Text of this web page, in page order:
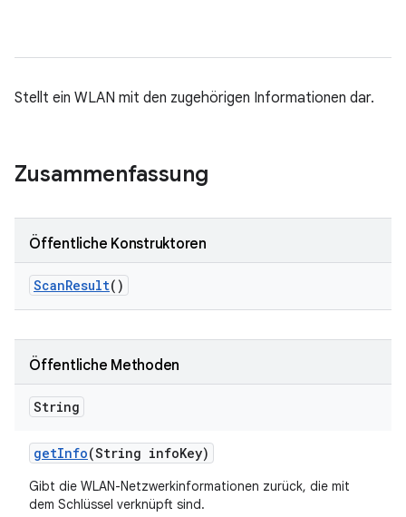
Stellt ein WLAN mit den zugehörigen Informationen dar.
Zusammenfassung
Öffentliche Konstruktoren
ScanResult()
Öffentliche Methoden
String
getInfo(String infoKey)
Gibt die WLAN-Netzwerkinformationen zurück, die mit
dem Schlüssel verknüpft sind.